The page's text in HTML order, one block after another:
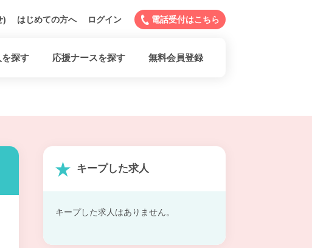
) はじめての方へ ログイン 電話受付はこちら
探す 応援ナースを探す 無料会員登録
キープした求人
キープした求人はありません。